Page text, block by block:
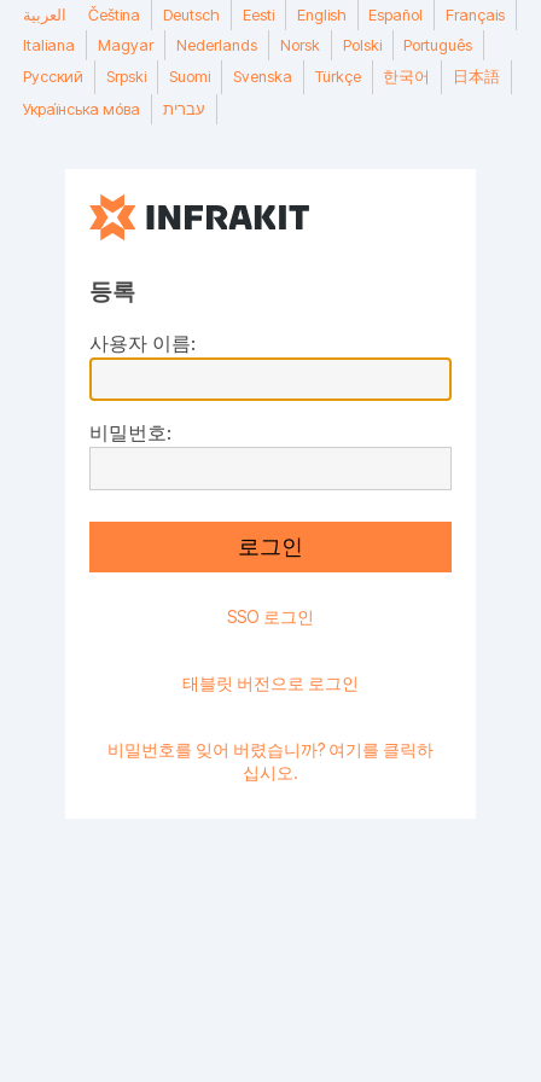
العربية Čeština Deutsch Eesti English Español
Français
Italiana
Magyar Nederlands Norsk Polski
Português
Русский
Srpski Suomi Svenska Türkçe 한국어
日本語
Украї́нська мо́ва
עברית
등록
사용자 이름:
비밀번호:
로그인
SSO 로그인
태블릿 버전으로 로그인
비밀번호를 잊어 버렸습니까? 여기를 클릭하
십시오.